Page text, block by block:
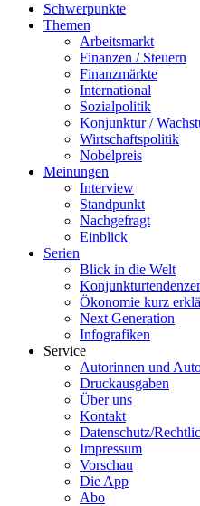
Schwerpunkte
Themen
Arbeitsmarkt
Finanzen / Steuern
Finanzmärkte
International
Sozialpolitik
Konjunktur /
Wirtschaftspolitik
Nobelpreis
Meinungen
Interview
Standpunkt
Nachgefragt
Einblick
Serien
Blick in die Welt
Ökonomie kurz
Next Generation
Infografiken
Service
Autorinnen und
Druckausgaben
Über uns
Kontakt
Datenschutz/
Impressum
Vorschau
Die App
Abo